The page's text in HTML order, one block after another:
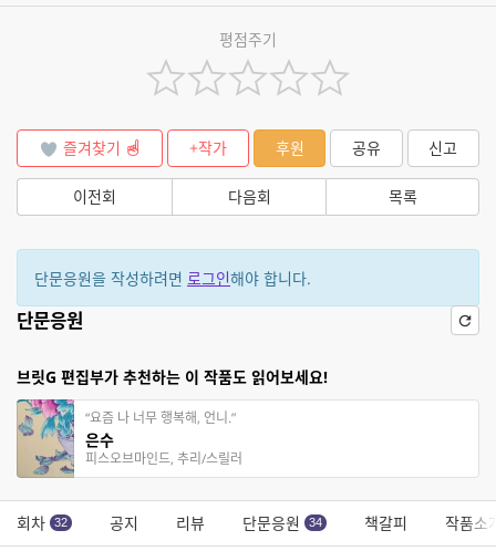
평점주기
즐겨찾기 +작가 후원 공유 신고
이전회 다음회 목록
단문응원을 작성하려면 로그인해야 합니다.
단문응원
브릿G 편집부가 추천하는 이 작품도 읽어보세요!
“요즘 나 너무 행복해, 언니.”
은수
피스오브마인드, 추리/스릴러
회차 32 공지 리뷰 단문응원 34 책갈피 작품소